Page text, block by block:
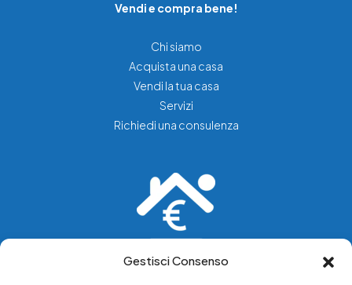
Gestisci Consenso
Vendi e compra bene!
Chi siamo
Acquista una casa
Vendi la tua casa
Servizi
Richiedi una consulenza